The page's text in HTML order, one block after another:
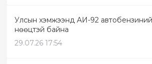
Улсын хэмжээнд АИ-92 автобензиний
нөөцтэй байна
29.07.26 17:54